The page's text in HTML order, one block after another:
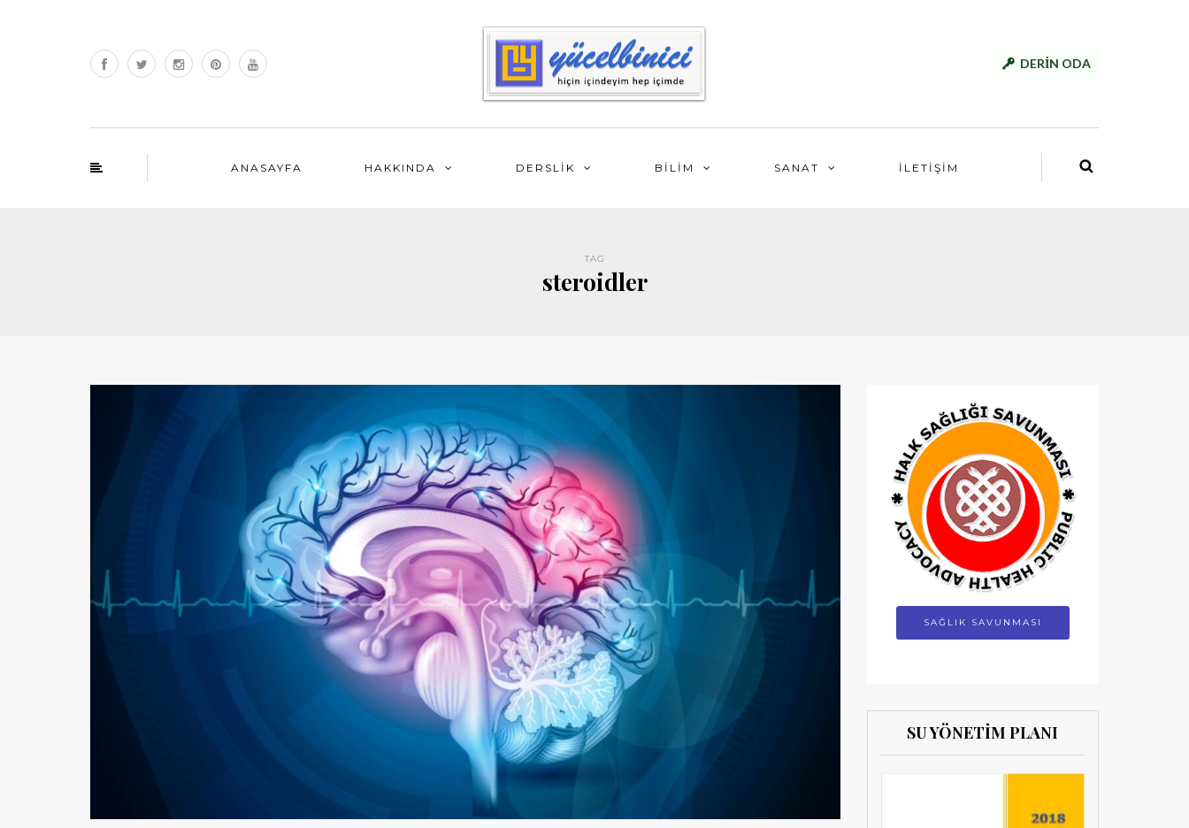
DERİN ODA
ANASAYFA HAKKINDA DERSLİK BİLİM SANAT İLETİŞİM
TAG
steroidler
SAĞLIK SAVUNMASI
SU YÖNETİM PLANI